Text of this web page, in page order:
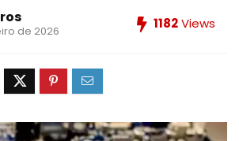
de 2026 1182Views